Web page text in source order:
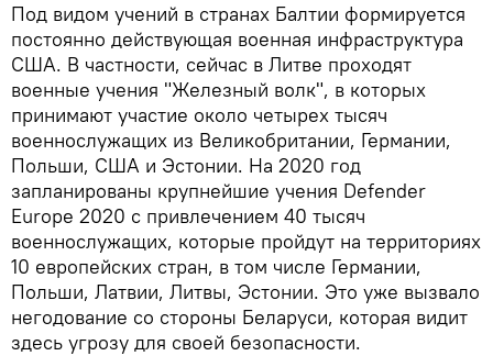
Под видом учений в странах Балтии формируется
постоянно действующая военная инфраструктура
США. В частности, сейчас в Литве проходят
военные учения "Железный волк", в которых
принимают участие около четырех тысяч
военнослужащих из Великобритании, Германии,
Польши, США и Эстонии. На 2020 год
запланированы крупнейшие учения Defender
Europe 2020 с привлечением 40 тысяч
военнослужащих, которые пройдут на территориях
10 европейских стран, в том числе Германии,
Польши, Латвии, Литвы, Эстонии. Это уже вызвало
негодование со стороны Беларуси, которая видит
здесь угрозу для своей безопасности.